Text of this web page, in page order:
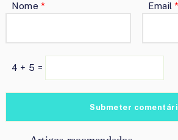
Nome* Email*
4 + 5 =